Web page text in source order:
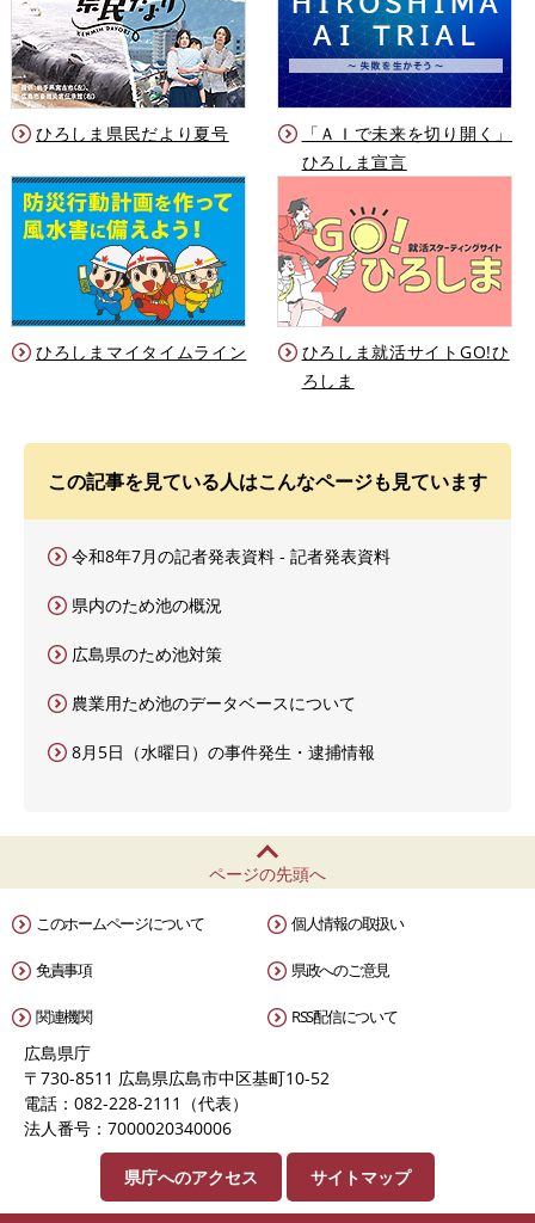
ひろしま県民だより夏号
「ＡＩで未来を切り開く」
ひろしま宣言
ひろしまマイタイムライン
ひろしま就活サイトGO!ひ
ろしま
この記事を見ている人はこんなページも見ています
令和8年7月の記者発表資料 - 記者発表資料
県内のため池の概況
広島県のため池対策
農業用ため池のデータベースについて
8月5日（水曜日）の事件発生・逮捕情報
ページの先頭へ
このホームページについて 個人情報の取扱い
免責事項 県政へのご意見
関連機関 RSS配信について
広島県庁
〒730-8511 広島県広島市中区基町10-52
電話：082-228-2111（代表）
法人番号：7000020340006
県庁へのアクセス サイトマップ